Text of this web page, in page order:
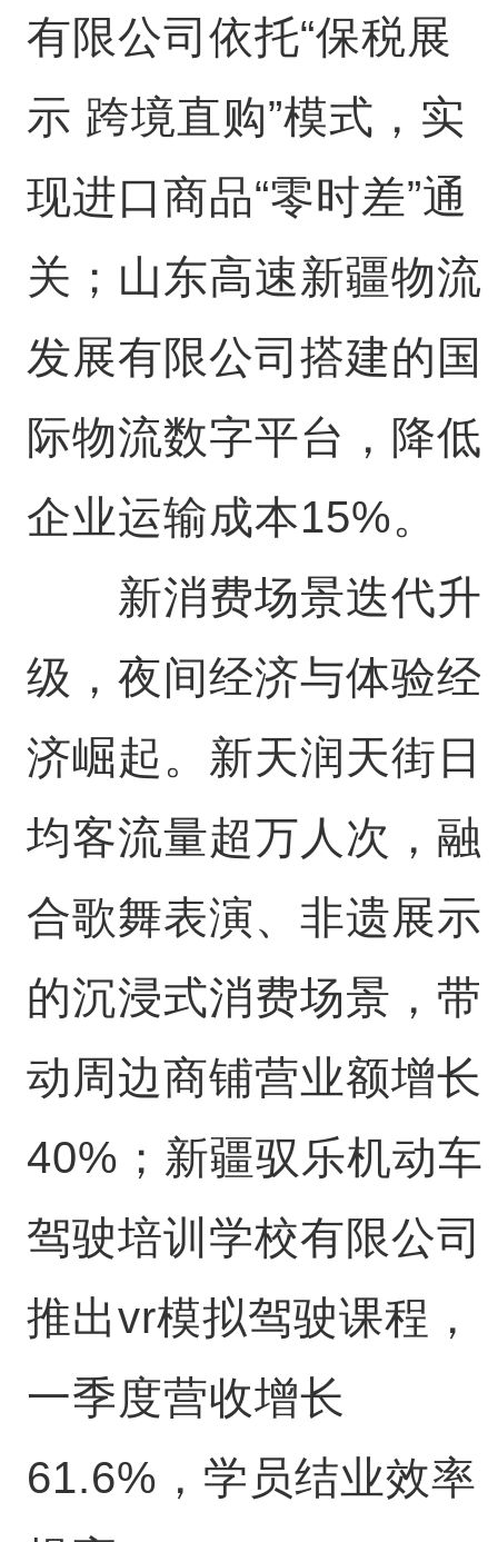
有限公司依托“保税展
示 跨境直购”模式，实
现进口商品“零时差”通
关；山东高速新疆物流
发展有限公司搭建的国
际物流数字平台，降低
企业运输成本15%。
新消费场景迭代升
级，夜间经济与体验经
济崛起。新天润天街日
均客流量超万人次，融
合歌舞表演、非遗展示
的沉浸式消费场景，带
动周边商铺营业额增长
40%；新疆驭乐机动车
驾驶培训学校有限公司
推出vr模拟驾驶课程，
一季度营收增长
61.6%，学员结业效率